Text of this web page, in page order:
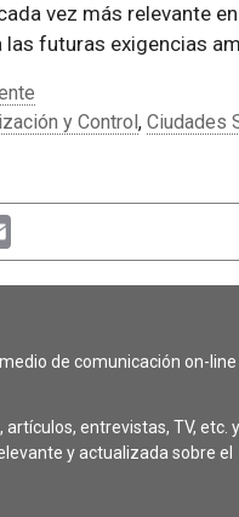
vez más relevante
futuras exigencias
y Control, Ciudades
Email
de comunicación on-line
entrevistas, TV, etc. y
y actualizada sobre el